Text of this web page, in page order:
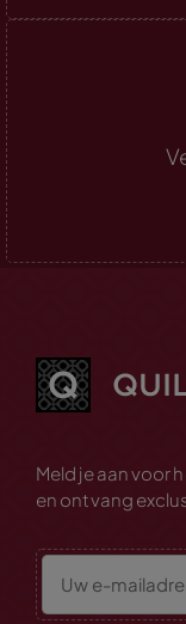
Meld je aan voor
en ontvang